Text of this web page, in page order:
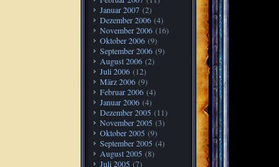
Januar 2007 (2)
Dezember 2006 (4)
November 2006 (16)
Oktober 2006 (9)
September 2006 (9)
August 2006 (2)
Juli 2006 (12)
März 2006 (9)
Februar 2006 (4)
Januar 2006 (4)
Dezember 2005 (11)
November 2005 (3)
Oktober 2005 (9)
September 2005 (4)
August 2005 (8)
Juli 2005 (7)